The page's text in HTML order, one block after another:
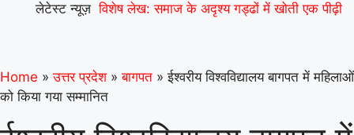
लेटेस्ट न्यूज़ विशेष लेख: समाज के अदृश्य गड्ढों में खोती एक पीढ़ी
पुरस्कार’ युवा शक्ति को समर्पित करेंगे अमन | वरिष्ठ
शिक्षाविद् डॉ. सत्यवीर सिंह को समग्र शिक्षा
Home » उत्तर प्रदेश » बागपत » ईश्वरीय विश्वविद्यालय बागपत में महिलाओं
को किया गया सम्मानित